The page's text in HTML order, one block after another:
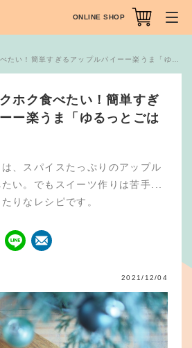
！簡単すぎるアップルパイーー楽うま「ゆるっとごはん」
ホク食べたい！簡単すぎ
ー楽うま「ゆるっとごは
、スパイスたっぷりのアップル
い。でもスイーツ作りは苦手...
りなレシピです。
2021/12/04
ONLINE SHOP